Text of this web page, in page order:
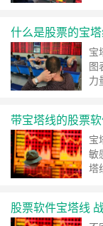
什么是股票的宝
宝
图
力
带宝塔线的股票
宝
敏
塔
股票软件宝塔线